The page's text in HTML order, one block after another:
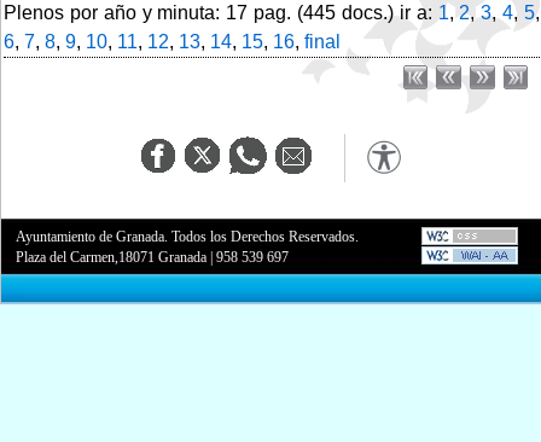
Plenos por año y minuta: 17 pag. (445 docs.) ir a: 1,2,3,4,5,
6, 7, 8, 9, 10, 11, 12, 13, 14, 15, 16, final
Ayuntamiento de Granada. Todos los Derechos Reservados.
Plaza del Carmen,18071 Granada |958 539 697